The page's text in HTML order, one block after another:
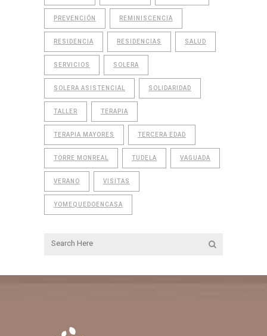
PREVENCIÓN REMINISCENCIA
RESIDENCIA RESIDENCIAS SALUD
SERVICIOS SOLERA
SOLERA ASISTENCIAL SOLIDARIDAD
TALLER TERAPIA
TERAPIA MAYORES TERCERA EDAD
TORRE MONREAL TUDELA VAGUADA
VERANO VISITAS
YOMEQUEDOENCASA